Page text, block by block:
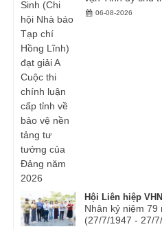
06-08-2026
Hội Liên hiệp
Nhân kỷ niệm
(27/7/1947 - 27/7/